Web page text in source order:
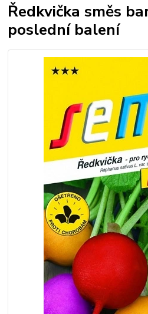
Ředkvička směs
poslední balení